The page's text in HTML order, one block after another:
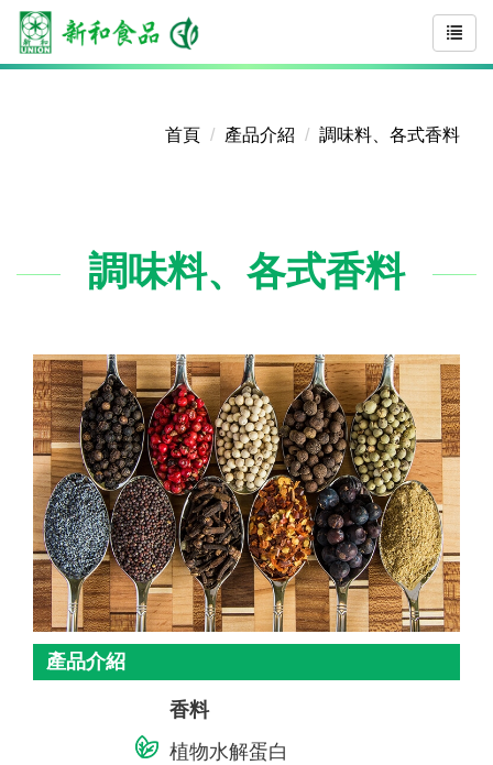
首頁 產品介紹 調味料、各式香料
調味料、各式香料
產品介紹
香料
植物水解蛋白